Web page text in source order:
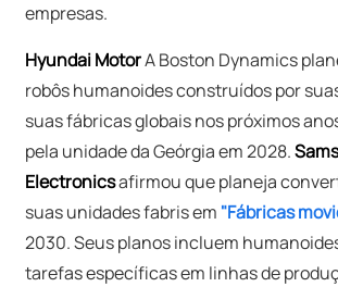
empresas.
Hyundai MotorA Boston Dynamics
robôs humanoides construídos por
suas fábricas globais nos próximos
pela unidade da Geórgia em 2028.
Electronicsafirmou que planeja
suas unidades fabris em "Fábricas
2030. Seus planos incluem
tarefas específicas em linhas de